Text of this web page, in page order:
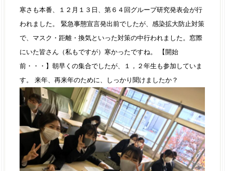
寒さも本番、１２月１３日、第６４回グループ研究発表会が行
われました。 緊急事態宣言発出前でしたが、感染拡大防止対策
で、マスク・距離・換気といった対策の中行われました。窓際
にいた皆さん（私もですが）寒かったですね。 【開始
前・・・】朝早くの集合でしたが、１，２年生も参加していま
す。 来年、再来年のために、しっかり聞けましたか？